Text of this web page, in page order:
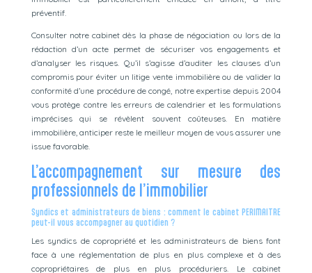
préventif.
Consulter notre cabinet dès la phase de négociation ou lors de la
rédaction d’un acte permet de sécuriser vos engagements et
d’analyser les risques. Qu’il s’agisse d’auditer les clauses d’un
compromis pour éviter un litige vente immobilière ou de valider la
conformité d’une procédure de congé, notre expertise depuis 2004
vous protège contre les erreurs de calendrier et les formulations
imprécises qui se révèlent souvent coûteuses. En matière
immobilière, anticiper reste le meilleur moyen de vous assurer une
issue favorable.
L’accompagnement sur mesure des
professionnels de l’immobilier
Syndics et administrateurs de biens : comment le cabinet PERIMAITRE
peut-il vous accompagner au quotidien ?
Les syndics de copropriété et les administrateurs de biens font
face à une réglementation de plus en plus complexe et à des
copropriétaires de plus en plus procéduriers. Le cabinet